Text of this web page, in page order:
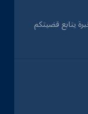
يتابع قضيتكم